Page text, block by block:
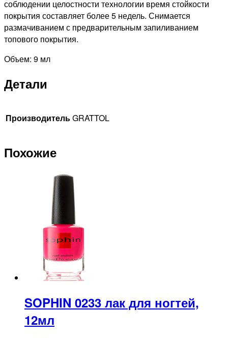
соблюдении целостности технологии время стойкости
покрытия составляет более 5 недель. Снимается
размачиванием с предварительным запиливанием
топового покрытия.
Объем: 9 мл
Детали
ПроизводительGRATTOL
Похожие
SOPHIN 0233 лак для ногтей,
12мл